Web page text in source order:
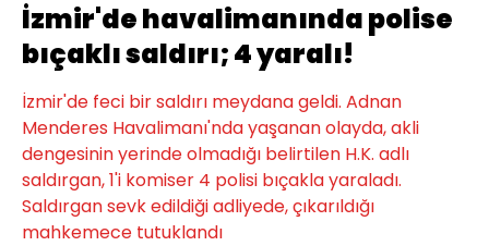
İzmir'de havalimanında polise
bıçaklı saldırı; 4 yaralı!
İzmir'de feci bir saldırı meydana geldi. Adnan
Menderes Havalimanı'nda yaşanan olayda, akli
dengesinin yerinde olmadığı belirtilen H.K. adlı
saldırgan, 1'i komiser 4 polisi bıçakla yaraladı.
Saldırgan sevk edildiği adliyede, çıkarıldığı
mahkemece tutuklandı